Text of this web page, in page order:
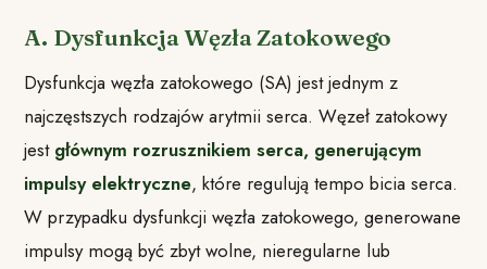
A. Dysfunkcja Węzła Zatokowego
Dysfunkcja węzła zatokowego (SA) jest jednym z
najczęstszych rodzajów arytmii serca. Węzeł zatokowy
jest głównym rozrusznikiem serca, generującym
impulsy elektryczne, które regulują tempo bicia serca.
W przypadku dysfunkcji węzła zatokowego, generowane
impulsy mogą być zbyt wolne, nieregularne lub